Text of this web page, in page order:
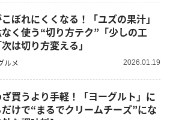
ぼれにくくなる！「ユズの果汁」
く使う“切り方テク”「少しの工
は切り方変える」
ルメ 2026.01.19
買うより手軽！「ヨーグルト」に
けで“まるでクリームチーズ”にな